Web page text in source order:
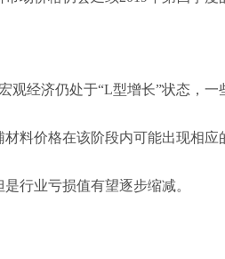
观经济仍处于“L型增长”状态，
料价格在该阶段内可能出现相
行业亏损值有望逐步缩减。